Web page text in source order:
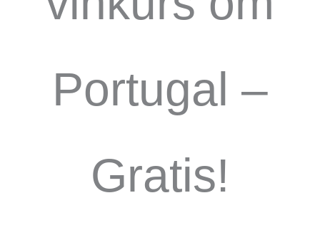
Portugal –
Gratis!